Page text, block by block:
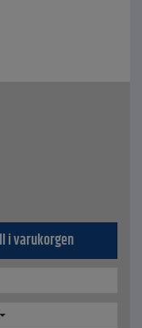
i varukorgen